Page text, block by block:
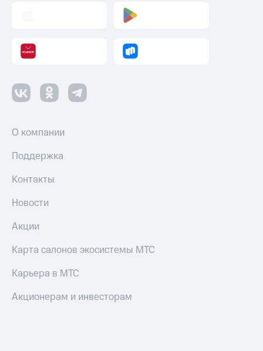
О компании
Поддержка
Контакты
Новости
Акции
Карта салонов экосистемы МТС
Карьера в МТС
Акционерам и инвесторам